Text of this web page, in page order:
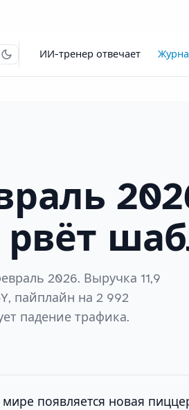
ИИ-тренер отвечает
рвёт
2026. Выручка 11,9
пайплайн на 2 992
падение трафика.
мире появляется новая